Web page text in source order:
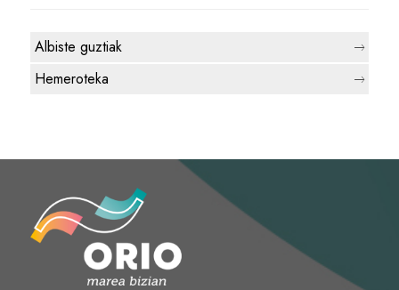
Albiste guztiak
Hemeroteka